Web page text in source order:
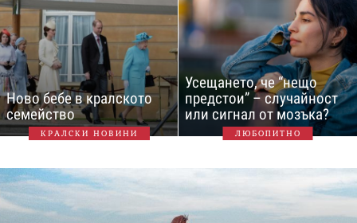
Ново бебе в кралското
семейство
КРАЛСКИ НОВИНИ
Усещането, че “нещо
предстои” – случайност
или сигнал от мозъка?
ЛЮБОПИТНО